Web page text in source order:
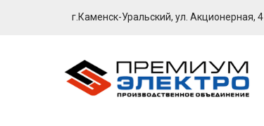
г.Каменск-Уральский, ул. Акционерная, 4